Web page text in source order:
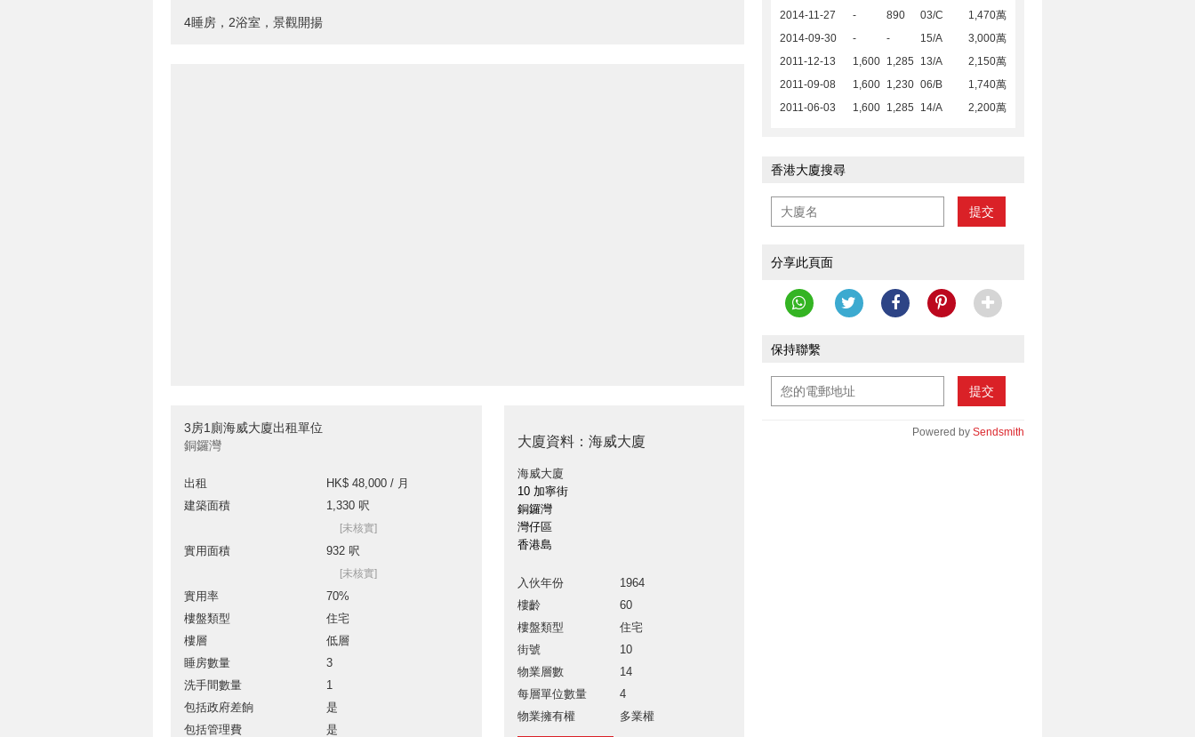
4睡房，2浴室，景觀開揚
3房1廁海威大廈出租單位
銅鑼灣
出租
HK$ 48,000 / 月
建築面積
1,330 呎
[未核實]
實用面積 932 呎
[未核實]
實用率
70%
樓盤類型
住宅
樓層
低層
睡房數量
3
洗手間數量
1
包括政府差餉
是
包括管理費
是
大廈資料：海威大廈
海威大廈
10 加寧街
銅鑼灣
灣仔區
香港島
入伙年份
1964
樓齡
60
樓盤類型
住宅
街號
10
物業層數
14
每層單位數量
4
物業擁有權
多業權
2014-11-27 - 890 03/C
1,470萬
2014-09-30
- - 15/A
3,000萬
2011-12-13
1,600 1,285 13/A
2,150萬
2011-09-08
1,600 1,230 06/B
1,740萬
2011-06-03
1,600 1,285 14/A 2,200萬
香港大廈搜尋
提交
分享此頁面
保持聯繫
提交
Powered by Sendsmith